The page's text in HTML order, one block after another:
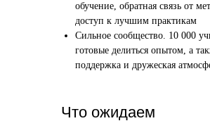
Что ожидаем
обучение, обратная связь от
доступ к лучшим практикам
Сильное сообщество. 10 000
готовые делиться опытом, а
поддержка и дружеская
Аудиоинтервью
Отвечаете по-английски на 4 вопроса